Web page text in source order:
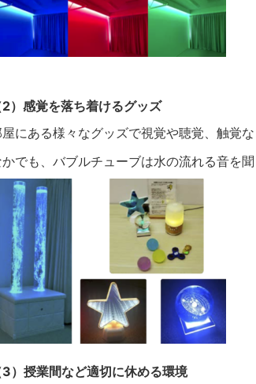
2）感覚を落ち着けるグッズ
にある様々なグッズで視覚や聴覚、触覚
かでも、バブルチューブは水の流れる音を
3）授業間など適切に休める環境